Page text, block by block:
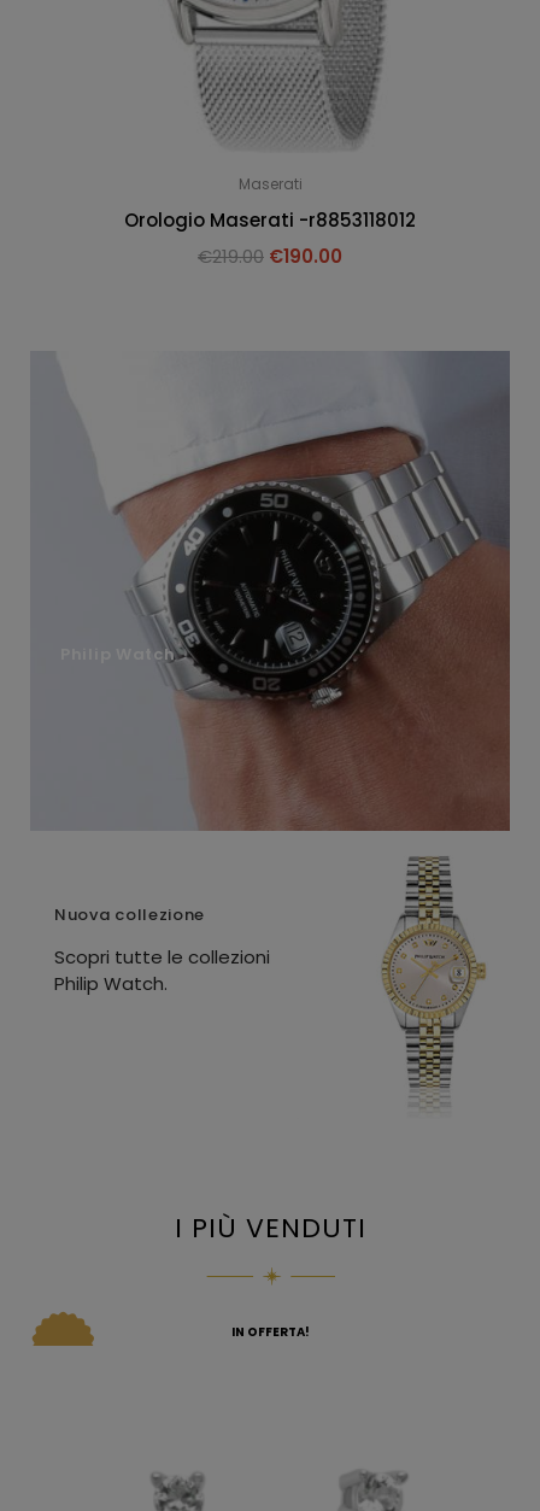
Maserati
Orologio Maserati -r8853118012
€219.00 €190.00
Philip Watch
Nuova collezione
Scopri tutte le collezioni
Philip Watch.
I PIÙ VENDUTI
IN OFFERTA!